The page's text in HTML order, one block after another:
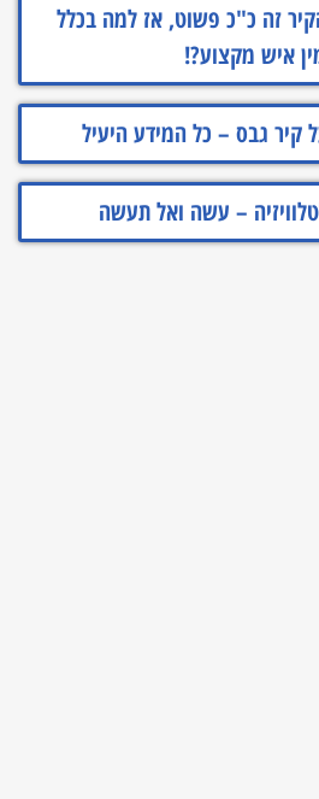
זה כ"כ פשוט, אז למה בכלל
איש מקצוע?!
קיר גבס – כל המידע היעיל
– עשה ואל תעשה